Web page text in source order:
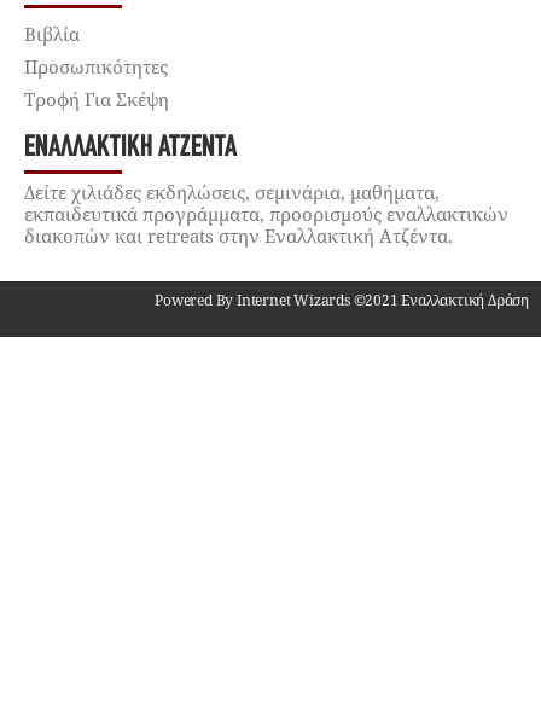
Βιβλία
Προσωπικότητες
Τροφή Για Σκέψη
ΕΝΑΛΛΑΚΤΙΚΉ ΑΤΖΈΝΤΑ
Δείτε χιλιάδες εκδηλώσεις, σεμινάρια, μαθήματα,
εκπαιδευτικά προγράμματα, προορισμούς εναλλακτικών
διακοπών και retreats στην Εναλλακτική Ατζέντα.
Powered By Internet Wizards ©2021 Εναλλακτική Δράση